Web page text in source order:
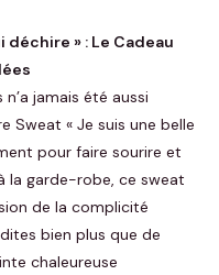
» : Le Cadeau
jamais été aussi
Sweat « Je suis une belle
pour faire sourire et
la garde-robe, ce sweat
de la complicité
bien plus que de
chaleureuse